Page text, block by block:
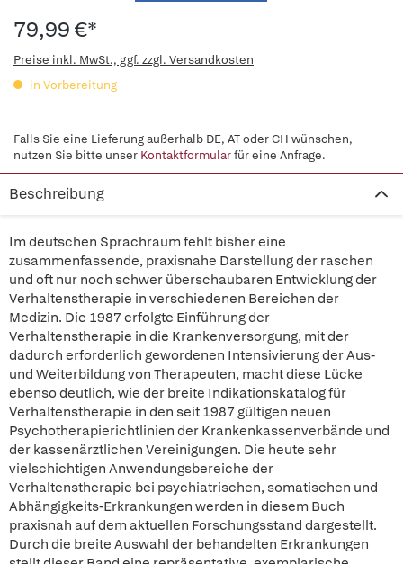
79,99 €*
Preise inkl. MwSt., ggf. zzgl. Versandkosten
in Vorbereitung
Falls Sie eine Lieferung außerhalb DE, AT oder CH wünschen,
nutzen Sie bitte unser Kontaktformularfür eine Anfrage.
Beschreibung
Im deutschen Sprachraum fehlt bisher eine
zusammenfassende, praxisnahe Darstellung der raschen
und oft nur noch schwer überschaubaren Entwicklung der
Verhaltenstherapie in verschiedenen Bereichen der
Medizin. Die 1987 erfolgte Einführung der
Verhaltenstherapie in die Krankenversorgung, mit der
dadurch erforderlich gewordenen Intensivierung der Aus-
und Weiterbildung von Therapeuten, macht diese Lücke
ebenso deutlich, wie der breite Indikationskatalog für
Verhaltenstherapie in den seit 1987 gültigen neuen
Psychotherapierichtlinien der Krankenkassenverbände und
der kassenärztlichen Vereinigungen. Die heute sehr
vielschichtigen Anwendungsbereiche der
Verhaltenstherapie bei psychiatrischen, somatischen und
Abhängigkeits-Erkrankungen werden in diesem Buch
praxisnah auf dem aktuellen Forschungsstand dargestellt.
Durch die breite Auswahl der behandelten Erkrankungen